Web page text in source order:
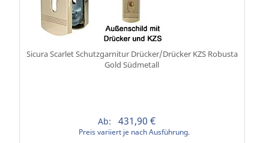
Sicura Scarlet Schutzgarnitur Drücker/Drücker KZS Robusta
Gold Südmetall
Ab: 431,90 €
Preis variiert je nach Ausführung.